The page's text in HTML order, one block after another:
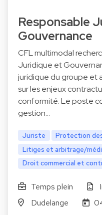
Responsable
Gouvernance
CFL multimodal
Juridique et
juridique du groupe et
sur les enjeux
conformité. Le poste
gestion…
Juriste
Protection
Litiges et arbitrage/
Droit commercial et
Temps plein
Dudelange